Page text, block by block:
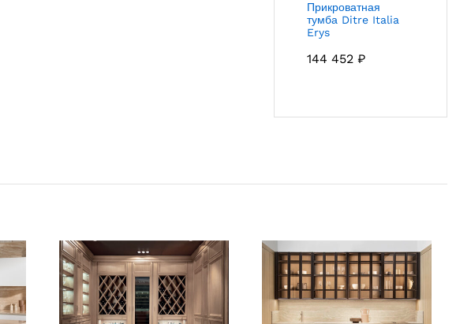
Прикроватная
тумба Ditre Italia
Erys
144 452₽